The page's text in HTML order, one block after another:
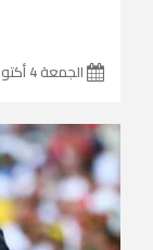
الجمعة 4 أكتوبر 2019 21:26:48